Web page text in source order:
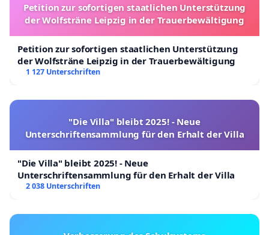
Petition zur sofortigen staatlichen Unterstützung
der Wolfsträne Leipzig in der Trauerbewältigung
Petition zur sofortigen staatlichen Unterstützung
der Wolfsträne Leipzig in der Trauerbewältigung
1 127 Unterschriften
"Die Villa" bleibt 2025! - Neue
Unterschriftensammlung für den Erhalt der Villa
"Die Villa" bleibt 2025! - Neue
Unterschriftensammlung für den Erhalt der Villa
2 038 Unterschriften